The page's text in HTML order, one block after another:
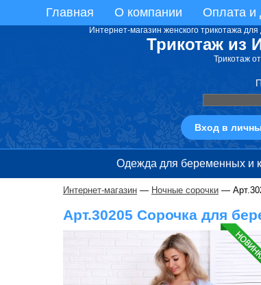
Главная О компании Оплата и
Интернет-магазин женского трикотажа
Трикотаж из
Трикотаж
Вход в
Одежда для беременных и
Интернет-магазин — Ночные сорочки —
Арт.30205 Сорочка для